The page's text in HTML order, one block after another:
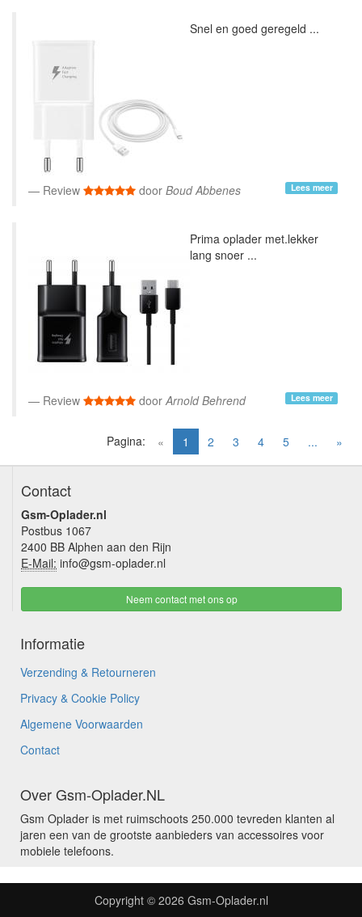
Snel en goed geregeld ...
Review door Boud Abbenes Lees meer
Prima oplader met.lekker
lang snoer ...
Review doorArnold Behrend Lees meer
« 1 (current)
2 3 4 5 ... »
Pagina:
Contact
Gsm-Oplader.nl
Postbus 1067
2400 BB Alphen aan den Rijn
E-Mail: info@gsm-oplader.nl
Neem contact met ons op
Informatie
Verzending & Retourneren
Privacy & Cookie Policy
Algemene Voorwaarden
Contact
Over Gsm-Oplader.NL
Gsm Oplader is met ruimschoots 250.000 tevreden klanten al
jaren een van de grootste aanbieders van accessoires voor
mobiele telefoons.
Copyright © 2026 Gsm-Oplader.nl